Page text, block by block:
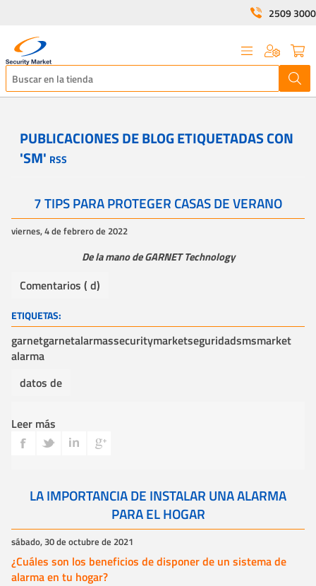
2509 3000
PUBLICACIONES DE BLOG ETIQUETADAS CON
'SM' RSS
7 TIPS PARA PROTEGER CASAS DE VERANO
viernes, 4 de febrero de 2022
De la mano de GARNET Technology
Comentarios ( d)
ETIQUETAS:
garnetgarnetalarmassecuritymarketseguridadsmsmarket
alarma
datos de
Leer más
LA IMPORTANCIA DE INSTALAR UNA ALARMA
PARA EL HOGAR
sábado, 30 de octubre de 2021
¿Cuáles son los beneficios de disponer de un sistema de
alarma en tu hogar?